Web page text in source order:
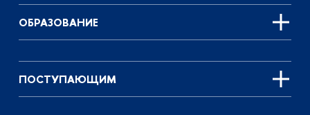
ОБРАЗОВАНИЕ
ПОСТУПАЮЩИМ